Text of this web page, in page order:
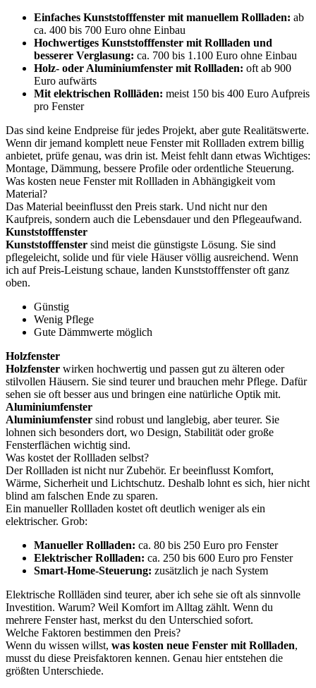
Einfaches Kunststofffenster mit manuellem Rollladen: ab
ca. 400 bis 700 Euro ohne Einbau
Hochwertiges Kunststofffenster mit Rollladen und
besserer Verglasung: ca. 700 bis 1.100 Euro ohne Einbau
Holz- oder Aluminiumfenster mit Rollladen: oft ab 900
Euro aufwärts
Mit elektrischen Rollläden: meist 150 bis 400 Euro Aufpreis
pro Fenster
Das sind keine Endpreise für jedes Projekt, aber gute Realitätswerte.
Wenn dir jemand komplett neue Fenster mit Rollladen extrem billig
anbietet, prüfe genau, was drin ist. Meist fehlt dann etwas Wichtiges:
Montage, Dämmung, bessere Profile oder ordentliche Steuerung.
Was kosten neue Fenster mit Rollladen in Abhängigkeit vom
Material?
Das Material beeinflusst den Preis stark. Und nicht nur den
Kaufpreis, sondern auch die Lebensdauer und den Pflegeaufwand.
Kunststofffenster
Kunststofffenster sind meist die günstigste Lösung. Sie sind
pflegeleicht, solide und für viele Häuser völlig ausreichend. Wenn
ich auf Preis-Leistung schaue, landen Kunststofffenster oft ganz
oben.
Günstig
Wenig Pflege
Gute Dämmwerte möglich
Holzfenster
Holzfenster wirken hochwertig und passen gut zu älteren oder
stilvollen Häusern. Sie sind teurer und brauchen mehr Pflege. Dafür
sehen sie oft besser aus und bringen eine natürliche Optik mit.
Aluminiumfenster
Aluminiumfenster sind robust und langlebig, aber teurer. Sie
lohnen sich besonders dort, wo Design, Stabilität oder große
Fensterflächen wichtig sind.
Was kostet der Rollladen selbst?
Der Rollladen ist nicht nur Zubehör. Er beeinflusst Komfort,
Wärme, Sicherheit und Lichtschutz. Deshalb lohnt es sich, hier nicht
blind am falschen Ende zu sparen.
Ein manueller Rollladen kostet oft deutlich weniger als ein
elektrischer. Grob:
Manueller Rollladen: ca. 80 bis 250 Euro pro Fenster
Elektrischer Rollladen: ca. 250 bis 600 Euro pro Fenster
Smart-Home-Steuerung: zusätzlich je nach System
Elektrische Rollläden sind teurer, aber ich sehe sie oft als sinnvolle
Investition. Warum? Weil Komfort im Alltag zählt. Wenn du
mehrere Fenster hast, merkst du den Unterschied sofort.
Welche Faktoren bestimmen den Preis?
Wenn du wissen willst, was kosten neue Fenster mit Rollladen,
musst du diese Preisfaktoren kennen. Genau hier entstehen die
größten Unterschiede.